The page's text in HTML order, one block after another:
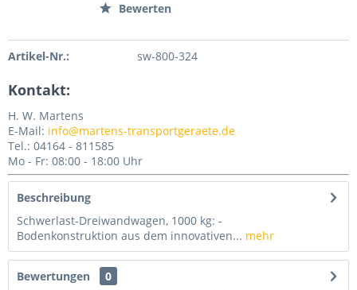
Bewerten
Artikel-Nr.: sw-800-324
Kontakt:
H. W. Martens
E-Mail: info@martens-transportgeraete.de
Tel.: 04164 - 811585
Mo - Fr: 08:00 - 18:00 Uhr
Beschreibung
Schwerlast-Dreiwandwagen, 1000 kg: -
Bodenkonstruktion aus dem innovativen... mehr
Bewertungen
0